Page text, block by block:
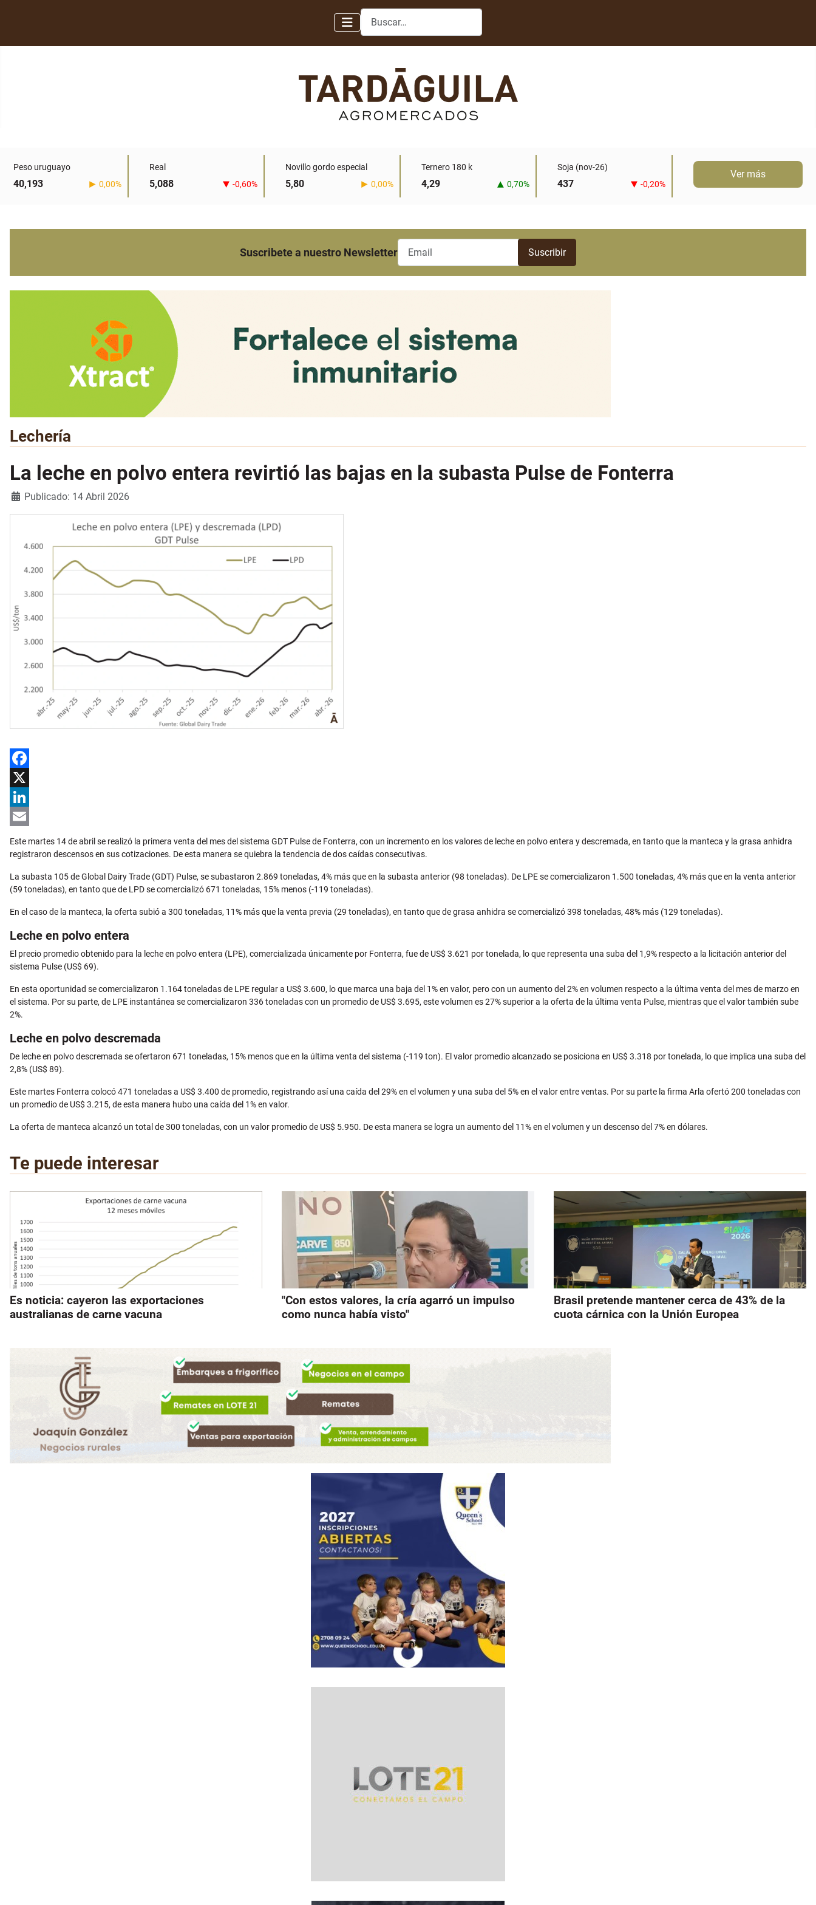
Buscar
Peso uruguayo
40,193 0,00%
Real
5,088 -0,60%
Novillo gordo especial
5,80 0,00%
Ternero 180 k
4,29 0,70%
Soja (nov-26)
437 -0,20%
Ver más
Suscribete a nuestro Newsletter
Lechería
La leche en polvo entera revirtió las bajas en la subasta Pulse de Fonterra
Detalles
Publicado: 14 Abril 2026
Facebook
X
LinkedIn
Este martes 14 de abril se realizó la primera venta del mes del sistema GDT Pulse de Fonterra, con un incremento en los valores de leche en polvo entera y descremada, en tanto que la manteca y la grasa anhidra
registraron descensos en sus cotizaciones. De esta manera se quiebra la tendencia de dos caídas consecutivas.
La subasta 105 de Global Dairy Trade (GDT) Pulse, se subastaron 2.869 toneladas, 4% más que en la subasta anterior (98 toneladas). De LPE se comercializaron 1.500 toneladas, 4% más que en la venta anterior
(59 toneladas), en tanto que de LPD se comercializó 671 toneladas, 15% menos (-119 toneladas).
En el caso de la manteca, la oferta subió a 300 toneladas, 11% más que la venta previa (29 toneladas), en tanto que de grasa anhidra se comercializó 398 toneladas, 48% más (129 toneladas).
Leche en polvo entera
El precio promedio obtenido para la leche en polvo entera (LPE), comercializada únicamente por Fonterra, fue de US$ 3.621 por tonelada, lo que representa una suba del 1,9% respecto a la licitación anterior del
sistema Pulse (US$ 69).
En esta oportunidad se comercializaron 1.164 toneladas de LPE regular a US$ 3.600, lo que marca una baja del 1% en valor, pero con un aumento del 2% en volumen respecto a la última venta del mes de marzo en
el sistema. Por su parte, de LPE instantánea se comercializaron 336 toneladas con un promedio de US$ 3.695, este volumen es 27% superior a la oferta de la última venta Pulse, mientras que el valor también sube
2%.
Leche en polvo descremada
De leche en polvo descremada se ofertaron 671 toneladas, 15% menos que en la última venta del sistema (-119 ton). El valor promedio alcanzado se posiciona en US$ 3.318 por tonelada, lo que implica una suba del
2,8% (US$ 89).
Este martes Fonterra colocó 471 toneladas a US$ 3.400 de promedio, registrando así una caída del 29% en el volumen y una suba del 5% en el valor entre ventas. Por su parte la firma Arla ofertó 200 toneladas con
un promedio de US$ 3.215, de esta manera hubo una caída del 1% en valor.
La oferta de manteca alcanzó un total de 300 toneladas, con un valor promedio de US$ 5.950. De esta manera se logra un aumento del 11% en el volumen y un descenso del 7% en dólares.
Te puede interesar
Es noticia: cayeron las exportaciones
australianas de carne vacuna
"Con estos valores, la cría agarró un impulso
como nunca había visto"
Brasil pretende mantener cerca de 43% de la
cuota cárnica con la Unión Europea